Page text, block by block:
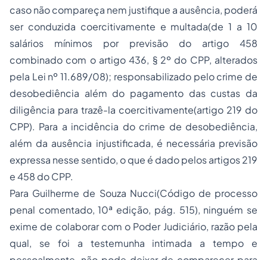
caso não compareça nem justifique a ausência, poderá
ser conduzida coercitivamente e multada(de 1 a 10
salários mínimos por previsão do artigo 458
combinado com o artigo 436, § 2º do CPP, alterados
pela Lei nº 11.689/08); responsabilizado pelo crime de
desobediência além do pagamento das custas da
diligência para trazê-la coercitivamente(artigo 219 do
CPP). Para a incidência do crime de desobediência,
além da ausência injustificada, é necessária previsão
expressa nesse sentido, o que é dado pelos artigos 219
e 458 do CPP.
Para Guilherme de Souza Nucci(Código de processo
penal comentado, 10ª edição, pág. 515), ninguém se
exime de colaborar com o Poder Judiciário, razão pela
qual, se foi a testemunha intimada a tempo e